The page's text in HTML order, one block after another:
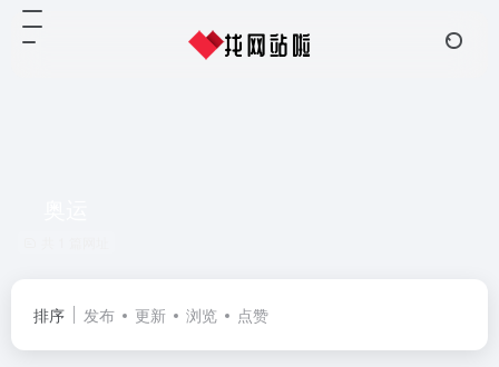
排序 发布 更新 浏览 点赞